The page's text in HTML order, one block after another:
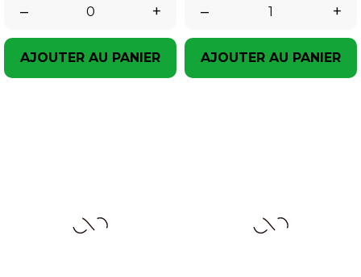
–
+
AJOUTER AU PANIER
–
+
AJOUTER AU PANIER